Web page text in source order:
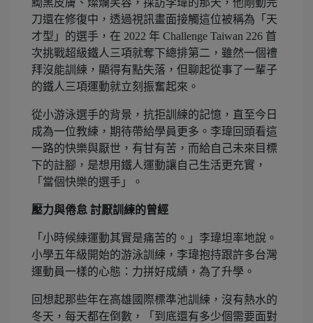
刀還在修復中，透過視訊畫面接觸這位被稱為「天
才型」的選手，在 2022 年 Challenge Taiwan 226 首
次挑戰超級鐵人三項就奪下總排第二，雖然一個禮
拜沒能訓練，顯得有點失落，但聊起從事了一輩子
的鐵人三項運動就立刻振奮起來。
從小游泳選手的背景，抗拒訓練的記憶，直至今日
成為一位教練，期待帶給學員更多。李瑋回頭看這
一路的快樂與厭世，有甘有苦，而給自己未來目標
下的註腳，是想用鐵人運動讓自己生活更充實，
「當個快樂的選手」。
壓力與倦怠 討厭訓練的曾經
「小時候練運動其實是痛苦的。」李瑋坦率地說。
小學五年級開始的游泳訓練，李瑋抱持跟許多台灣
運動員一樣的心態：力拼好成績，為了升學。
回想起那些年在高雄國際標準池訓練，沒有熱水的
冬天，每天都在倒數，「到底還有多少個需要面對